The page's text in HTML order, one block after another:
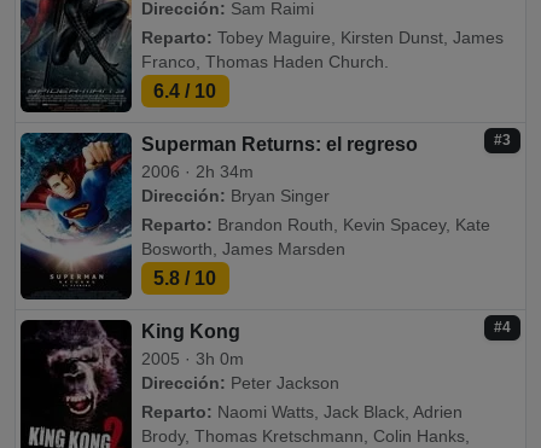
Dirección: Sam Raimi
Reparto: Tobey Maguire, Kirsten Dunst, James
Franco, Thomas Haden Church.
6.4 / 10
#3
Superman Returns: el regreso
2006 · 2h 34m
Dirección: Bryan Singer
Reparto: Brandon Routh, Kevin Spacey, Kate
Bosworth, James Marsden
5.8 / 10
#4
King Kong
2005 · 3h 0m
Dirección: Peter Jackson
Reparto: Naomi Watts, Jack Black, Adrien
Brody, Thomas Kretschmann, Colin Hanks,